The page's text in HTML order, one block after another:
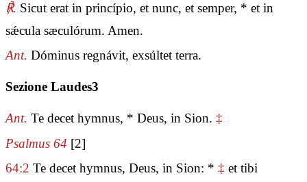
℟. Sicut erat in princípio, et nunc, et semper, * et in
sǽcula sæculórum. Amen.
Ant. Dóminus regnávit, exsúltet terra.
Sezione Laudes3
Ant. Te decet hymnus, * Deus, in Sion. ‡
Psalmus 64 [2]
64:2 Te decet hymnus, Deus, in Sion: * ‡ et tibi